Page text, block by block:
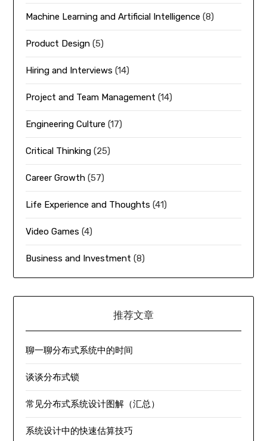
Machine Learning and Artificial Intelligence (8)
Product Design (5)
Hiring and Interviews (14)
Project and Team Management (14)
Engineering Culture (17)
Critical Thinking (25)
Career Growth (57)
Life Experience and Thoughts (41)
Video Games (4)
Business and Investment (8)
推荐文章
聊一聊分布式系统中的时间
谈谈分布式锁
常见分布式系统设计图解（汇总）
系统设计中的快速估算技巧